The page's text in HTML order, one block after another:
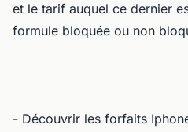
et le tarif auquel ce dernier
formule bloquée ou non
- Découvrir les forfaits